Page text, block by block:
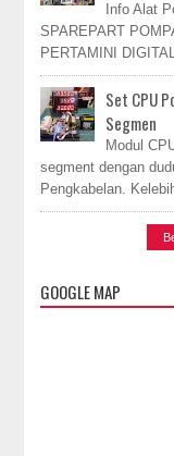
Info Alat
SPAREPART
PERTAMINI
Set CPU
Segmen
Modul
segment dengan
Pengkabelan.
GOOGLE MAP